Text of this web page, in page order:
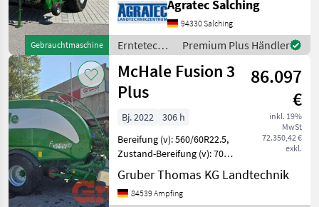
Gebrauchtmaschine
Druckluftbremse
Automatische Öl und
Fettschmierung
Hydraulischer
Schwenkboden Netz und
Mantelfo
Agratec Salching
94330 Salching
Erntetechnik
Grünland /
McHale
Premium Plus Händler
McHale Fusion 3
Plus
86.097
€
inkl. 19%
MwSt
72.350,42 €
exkl.
Bj. 2022
306 h
Bereifung (v): 560/60R22.5,
Zustand-Bereifung (v): 70
%, Tachostand: 306
________ gebraucht,
vollautomatische
Gruber Thomas KG Landtechnik
84539 Ampfing